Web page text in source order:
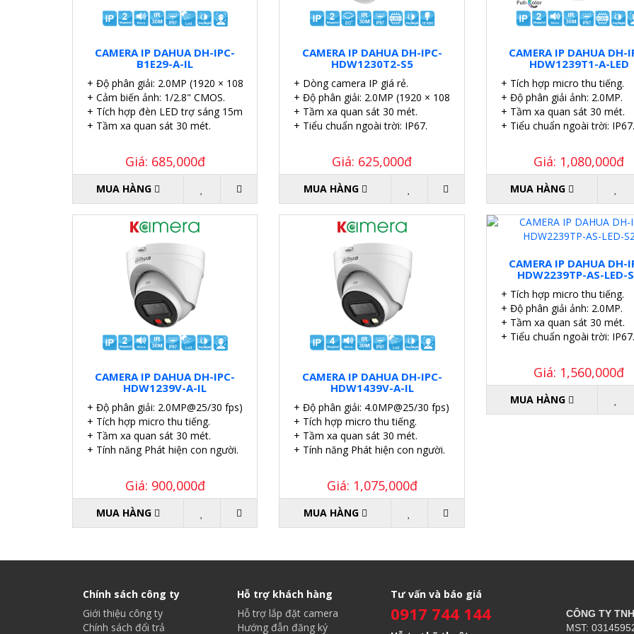
CAMERA IP DAHUA DH-IPC-
B1E29-A-IL
+ Độ phân giải: 2.0MP (1920 × 1080)@25/30 fps)
+ Cảm biến ảnh: 1/2.8" CMOS.
+ Tích hợp đèn LED trợ sáng 15m.
+ Tầm xa quan sát 30 mét.
Giá: 685,000đ
MUA HÀNG
CAMERA IP DAHUA DH-IPC-
HDW1230T2-S5
+ Dòng camera IP giá rẻ.
+ Độ phân giải: 2.0MP (1920 × 1080)@25/30fps)
+ Tầm xa quan sát 30 mét.
+ Tiểu chuẩn ngoài trời: IP67.
Giá: 625,000đ
MUA HÀNG
CAMERA IP DAHUA DH-
HDW1239T1-A-LED
+ Tích hợp micro thu tiếng.
+ Độ phân giải ảnh: 2.0MP.
+ Tầm xa quan sát 30 mét.
+ Tiểu chuẩn ngoài trời: IP67.
Giá: 1,080,000đ
MUA HÀNG
CAMERA IP DAHUA DH-IPC-
HDW1239V-A-IL
+ Độ phân giải: 2.0MP@25/30 fps)
+ Tích hợp micro thu tiếng.
+ Tầm xa quan sát 30 mét.
+ Tính năng Phát hiện con người.
Giá: 900,000đ
MUA HÀNG
CAMERA IP DAHUA DH-IPC-
HDW1439V-A-IL
+ Độ phân giải: 4.0MP@25/30 fps)
+ Tích hợp micro thu tiếng.
+ Tầm xa quan sát 30 mét.
+ Tính năng Phát hiện con người.
Giá: 1,075,000đ
MUA HÀNG
CAMERA IP DAHUA DH-
HDW2239TP-AS-LED-
+ Tích hợp micro thu tiếng.
+ Độ phân giải ảnh: 2.0MP.
+ Tầm xa quan sát 30 mét.
+ Tiểu chuẩn ngoài trời: IP67.
Giá: 1,560,000đ
MUA HÀNG
Chính sách công ty
Giới thiệu công ty
Chính sách đổi trả
Hỗ trợ khách hàng
Hỗ trợ lắp đặt camera
Hướng đẫn đăng ký
Tư vấn và báo giá
0917 744 144 CÔNG TY
MST: